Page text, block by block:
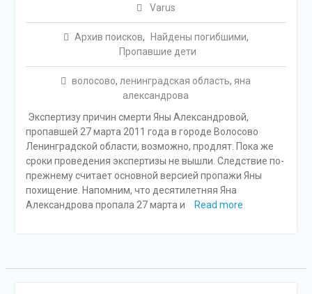
Varus
Архив поисков, Найдены погибшими,
Пропавшие дети
волосово, ленинградская область, яна
александрова
Экспертизу причин смерти Яны Александровой,
пропавшей 27 марта 2011 года в городе Волосово
Ленинградской области, возможно, продлят. Пока же
сроки проведения экспертизы не вышли. Следствие по-
прежнему считает основной версией пропажи Яны
похищение. Напомним, что десятилетняя Яна
Александрова пропала 27 марта и
Read more